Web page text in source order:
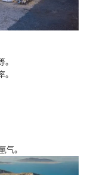
气。